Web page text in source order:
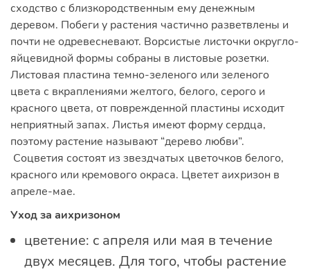
сходство с близкородственным ему денежным
деревом. Побеги у растения частично разветвлены и
почти не одревесневают. Ворсистые листочки округло-
яйцевидной формы собраны в листовые розетки.
Листовая пластина темно-зеленого или зеленого
цвета с вкраплениями желтого, белого, серого и
красного цвета, от поврежденной пластины исходит
неприятный запах. Листья имеют форму сердца,
поэтому растение называют “дерево любви”.
Соцветия состоят из звездчатых цветочков белого,
красного или кремового окраса. Цветет аихризон в
апреле-мае.
Уход за аихризоном
цветение: с апреля или мая в течение
двух месяцев. Для того, чтобы растение